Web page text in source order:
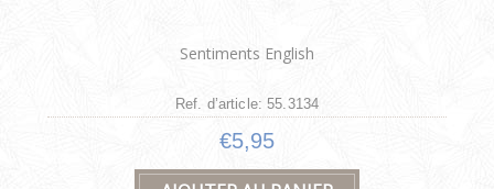
Sentiments English
Ref. d’article: 55.3134
€5,95